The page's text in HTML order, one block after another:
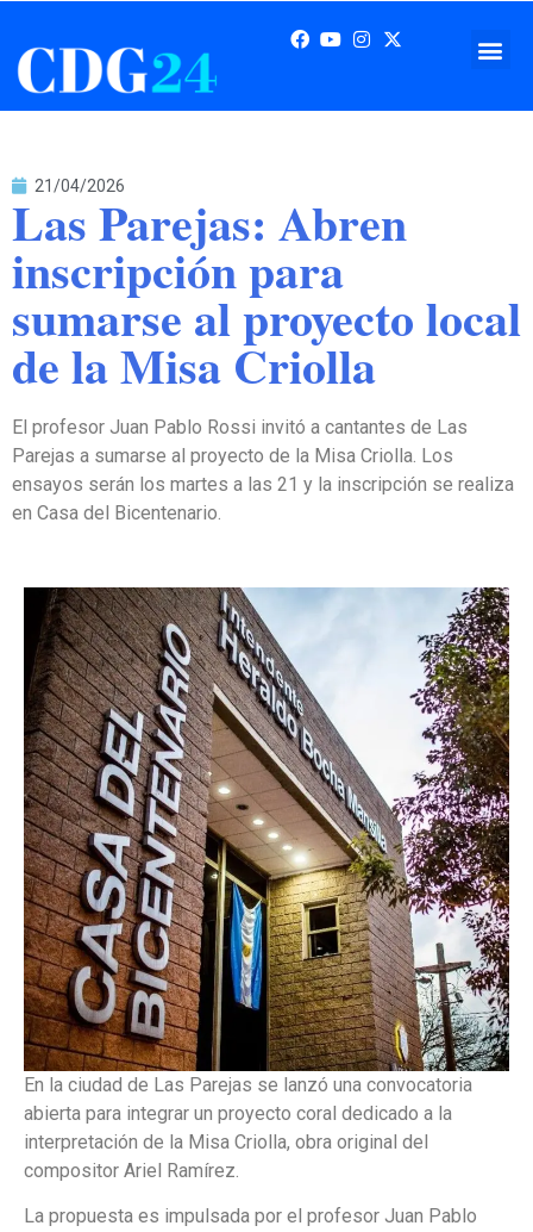
21/04/2026
Las Parejas: Abren
inscripción para
sumarse al proyecto local
de la Misa Criolla
El profesor Juan Pablo Rossi invitó a cantantes de Las
Parejas a sumarse al proyecto de la Misa Criolla. Los
ensayos serán los martes a las 21 y la inscripción se realiza
en Casa del Bicentenario.
En la ciudad de Las Parejas se lanzó una convocatoria
abierta para integrar un proyecto coral dedicado a la
interpretación de la Misa Criolla, obra original del
compositor Ariel Ramírez.
La propuesta es impulsada por el profesor Juan Pablo